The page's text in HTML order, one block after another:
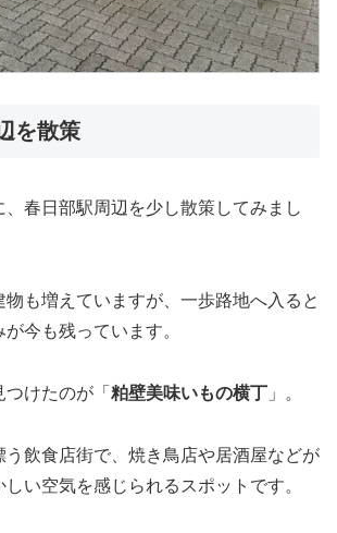
を散策
、春日部駅周辺を少し散策してみまし
も増えていますが、一歩路地へ入ると
今も残っています。
けたのが「 粕壁美味いもの横丁 」。
う飲食店街で、焼き鳥店や居酒屋などが
い空気を感じられるスポットです。